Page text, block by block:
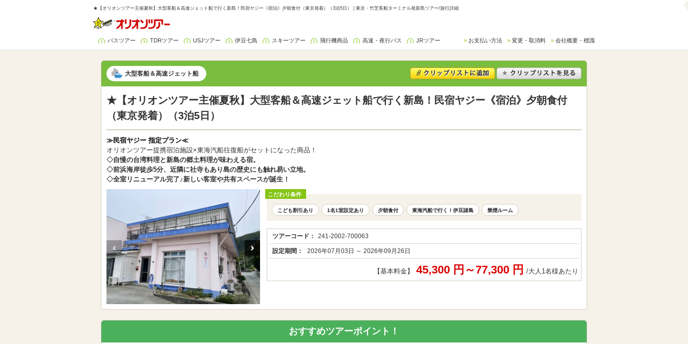
★【オリオンツアー主催夏秋】大型客船＆高速ジェット船で行く新島！民宿ヤジー《宿泊》夕朝食付（東京発着）（3泊5日） | 東京・竹芝客船ターミナル発新島ツアー/旅行詳細
バスツアー TDRツアー USJツアー 伊豆七島 スキーツアー 飛行機商品 高速・夜行バス JRツアー お支払い方法 変更・取消料 会社概要・標識
大型客船＆高速ジェット船
★【オリオンツアー主催夏秋】大型客船＆高速ジェット船で行く新島！民宿ヤジー《宿泊》夕朝食付
（東京発着）（3泊5日）
≫民宿ヤジー 指定プラン≪
オリオンツアー提携宿泊施設×東海汽船往復船がセットになった商品！
◇自慢の台湾料理と新島の郷土料理が味わえる宿。
◇前浜海岸徒歩5分、近隣に社寺もあり島の歴史にも触れ易い立地。
◇全室リニューアル完了♪新しい客室や共有スペースが誕生！
こだわり条件
こども割引あり 1名1室設定あり 夕朝食付 東海汽船で行く！伊豆諸島 禁煙ルーム
ツアーコード： 241-2002-700063
設定期間： 2026年07月03日 ～ 2026年09月26日
【基本料金】 45,300 円～77,300 円 /大人1名様あたり
おすすめツアーポイント！